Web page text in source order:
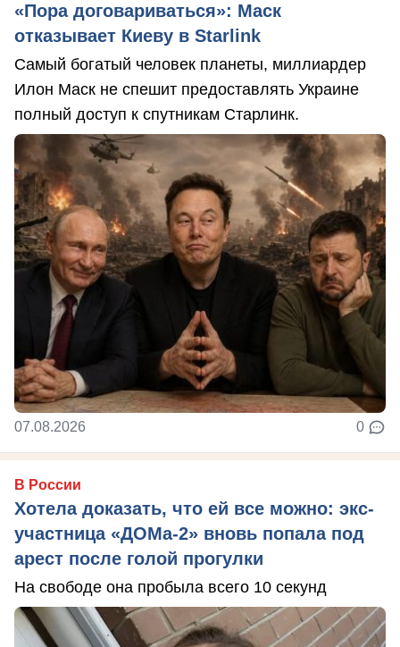
«Пора договариваться»: Маск
отказывает Киеву в Starlink
Самый богатый человек планеты, миллиардер
Илон Маск не спешит предоставлять Украине
полный доступ к спутникам Старлинк.
07.08.2026 0
В России
Хотела доказать, что ей все можно: экс-
участница «ДОМа-2» вновь попала под
арест после голой прогулки
На свободе она пробыла всего 10 секунд